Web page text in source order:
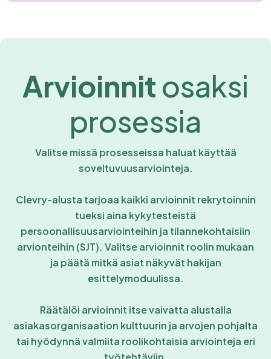
Arvioinnitosaksi
prosessia
Valitse missä prosesseissa haluat käyttää
soveltuvuusarviointeja.
Clevry-alusta tarjoaa kaikki arvioinnit rekrytoinnin
tueksi aina kykytesteistä
persoonallisuusarviointeihin ja tilannekohtaisiin
arvionteihin (SJT). Valitse arvioinnit roolin mukaan
ja päätä mitkä asiat näkyvät hakijan
esittelymoduulissa.
Räätälöi arvioinnit itse vaivatta alustalla
asiakasorganisaation kulttuurin ja arvojen pohjalta
tai hyödynnä valmiita roolikohtaisia arviointeja eri